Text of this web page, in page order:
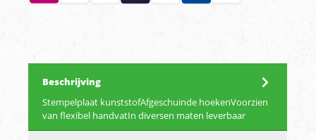
Beschrijving
Stempelplaat kunststofAfgeschuinde hoekenVoorzien
van flexibel handvatIn diversen maten leverbaar